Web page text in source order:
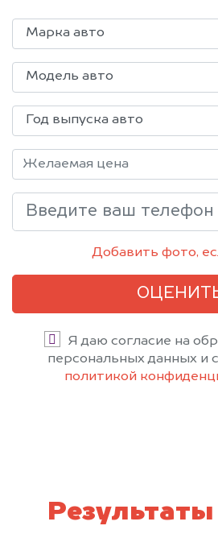
Добавить фото,
Я даю согласие на
персональных данных и
политикой